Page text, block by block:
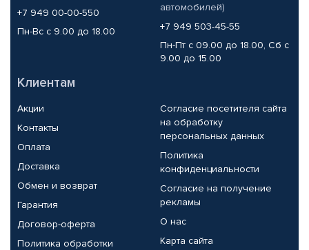
+7 949 00-00-550
Пн-Вс с 9.00 до 18.00
автомобилей)
+7 949 503-45-55
Пн-Пт с 09.00 до 18.00, Сб с
9.00 до 15.00
Клиентам
Акции
Контакты
Оплата
Доставка
Обмен и возврат
Гарантия
Договор-оферта
Политика обработки
Согласие посетителя сайта
на обработку
персональных данных
Политика
конфиденциальности
Согласие на получение
рекламы
О нас
Карта сайта